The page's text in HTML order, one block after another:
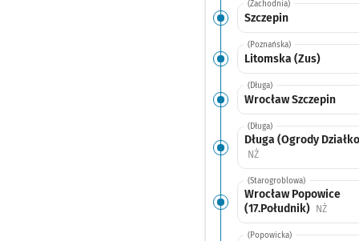
(Zachodnia)
Szczepin
(Poznańska)
Litomska (Zus)
(Długa)
Wrocław Szczepin
(Długa)
Długa (Ogrody
NŻPrzystanek na życzenie
(Starogroblowa)
Wrocław Popowice
(17.Południk)
NŻ
(Popowicka)